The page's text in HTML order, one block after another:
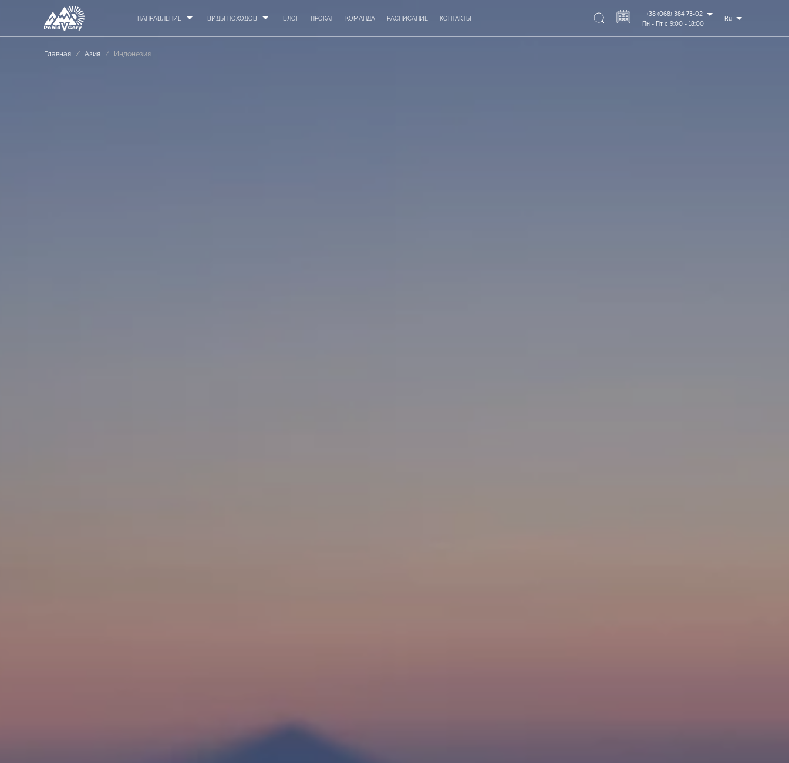
НАПРАВЛЕНИЕ ВИДЫ ПОХОДОВ БЛОГ ПРОКАТ КОМАНДА РАСПИСАНИЕ КОНТАКТЫ
+38 (068) 384 73-02
Пн - Пт с 9:00 - 18:00
Ru
Главная / Азия / Индонезия